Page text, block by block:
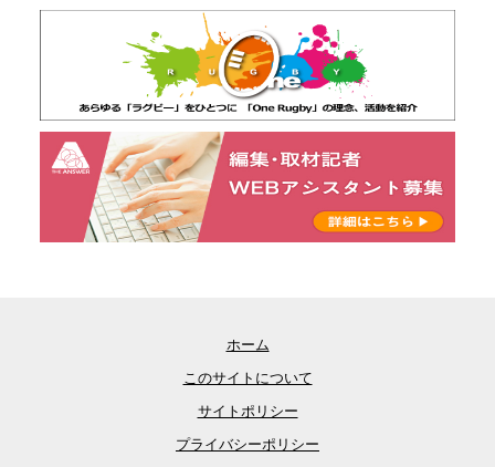
ホーム
このサイトについて
サイトポリシー
プライバシーポリシー